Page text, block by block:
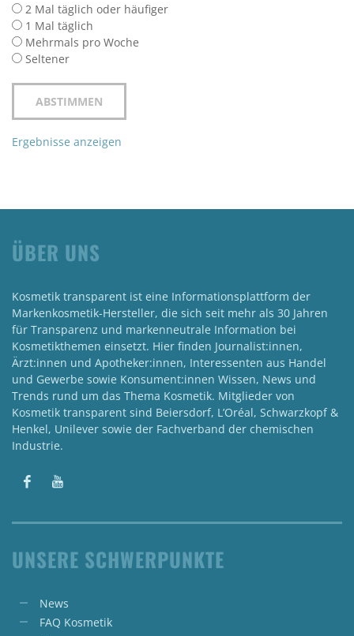
2 Mal täglich oder häufiger
1 Mal täglich
Mehrmals pro Woche
Seltener
Ergebnisse anzeigen
ÜBER UNS
Kosmetik transparent ist eine Informationsplattform der
Markenkosmetik-Hersteller, die sich seit mehr als 30 Jahren
für Transparenz und markenneutrale Information bei
Kosmetikthemen einsetzt. Hier finden Journalist:innen,
Ärzt:innen und Apotheker:innen, Interessenten aus Handel
und Gewerbe sowie Konsument:innen Wissen, News und
Trends rund um das Thema Kosmetik. Mitglieder von
Kosmetik transparent sind Beiersdorf, L’Oréal, Schwarzkopf &
Henkel, Unilever sowie der Fachverband der chemischen
Industrie.
UNSERE SCHWERPUNKTE
News
FAQ Kosmetik